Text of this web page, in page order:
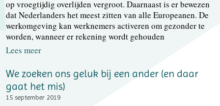
op vroegtijdig overlijden vergroot. Daarnaast is er bewezen
dat Nederlanders het meest zitten van alle Europeanen. De
werkomgeving kan werknemers activeren om gezonder te
worden, wanneer er rekening wordt gehouden
Lees meer
We zoeken ons geluk bij een ander (en daar
gaat het mis)
15 september 2019